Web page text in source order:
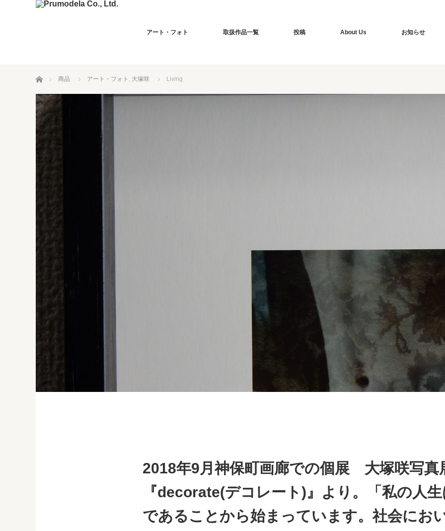
アート・フォト 取扱作品一覧 投稿 About Us お知らせ
ホーム 商品 アート・フォト , 大塚咲 Living
2018年9月神保町画廊での個展 大塚咲写真
『decorate(デコレート)』より。「私の人
であることから始まっています。社会にお